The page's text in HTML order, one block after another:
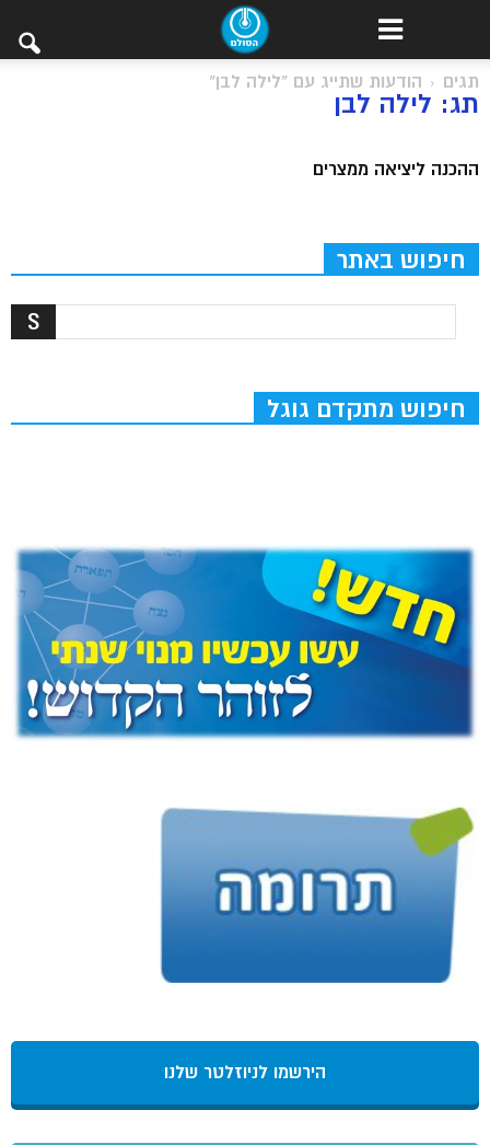
תגים הודעות שתייג עם "לילה לבן"
תג: לילה לבן
ההכנה ליציאה ממצרים
חיפוש באתר
חיפוש מתקדם גוגל
הירשמו לניוזלטר שלנו